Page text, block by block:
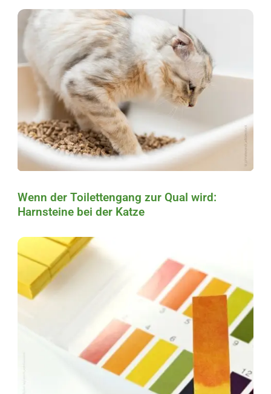
Wenn der Toilettengang zur Qual wird:
Harnsteine bei der Katze